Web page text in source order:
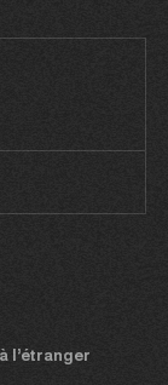
l’étranger